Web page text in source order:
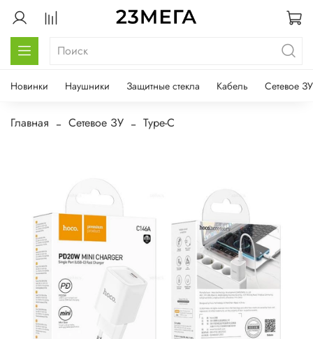
Новинки Наушники Защитные стекла Кабель Сетевое ЗУ
Главная Сетевое ЗУ Type-C